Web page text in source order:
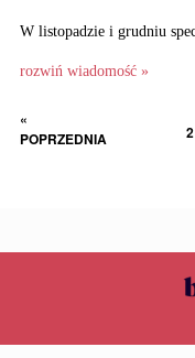
W listopadzie i grudniu
rozwiń wiadomość »
«
POPRZEDNIA
2